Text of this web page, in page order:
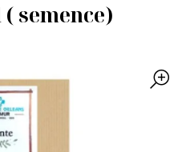
semence)